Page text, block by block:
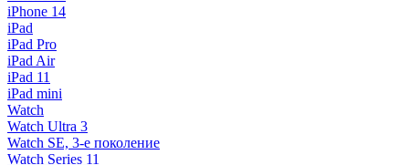
iPhone 14
iPad
iPad Pro
iPad Air
iPad 11
iPad mini
Watch
Watch Ultra 3
Watch SE, 3-е поколение
Watch Series 11